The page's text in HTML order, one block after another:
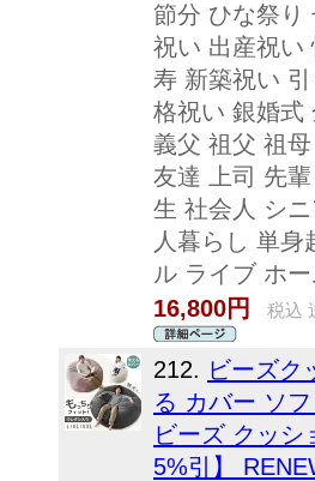
節分 ひな祭り
祝い 出産祝い
寿 新築祝い
格祝い 銀婚式
義父 祖父 祖
友達 上司 先
生 社会人 シ
人暮らし 単
ル ライブ ホ
16,800円
税込
212. ビーズク
る カバー ソ
ビーズ クッ
5%引】